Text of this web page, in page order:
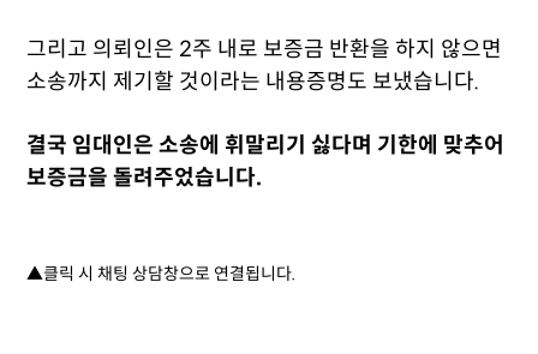
그리고 의뢰인은 2주 내로 보증금 반환을 하지 않으면
소송까지 제기할 것이라는 내용증명도 보냈습니다.
결국 임대인은 소송에 휘말리기 싫다며 기한에 맞추어
보증금을 돌려주었습니다.
▲클릭 시 채팅 상담창으로 연결됩니다.